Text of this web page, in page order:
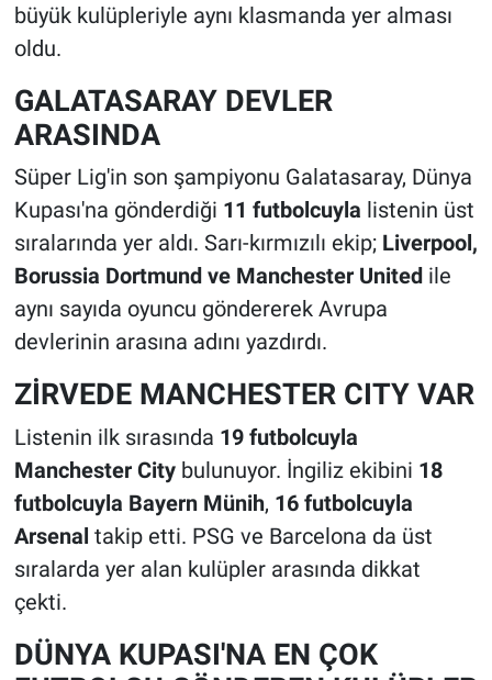
büyük kulüpleriyle aynı klasmanda yer alması
oldu.
GALATASARAY DEVLER
ARASINDA
Süper Lig'in son şampiyonu Galatasaray, Dünya
Kupası'na gönderdiği 11 futbolcuyla listenin üst
sıralarında yer aldı. Sarı-kırmızılı ekip; Liverpool,
Borussia Dortmund ve Manchester Unitedile
aynı sayıda oyuncu göndererek Avrupa
devlerinin arasına adını yazdırdı.
ZİRVEDE MANCHESTER CITY VAR
Listenin ilk sırasında 19 futbolcuyla
Manchester Citybulunuyor. İngiliz ekibini 18
futbolcuyla Bayern Münih, 16 futbolcuyla
Arsenal takip etti. PSG ve Barcelona da üst
sıralarda yer alan kulüpler arasında dikkat
çekti.
DÜNYA KUPASI'NA EN ÇOK